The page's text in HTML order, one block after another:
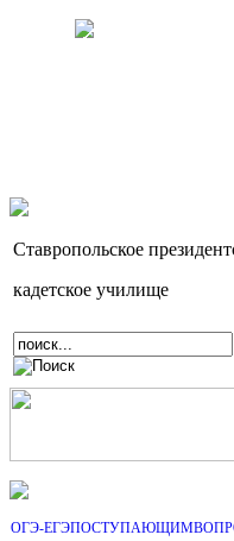
Ставропольское
кадетское училище
ОГЭ-ЕГЭПОСТУПАЮЩИМ